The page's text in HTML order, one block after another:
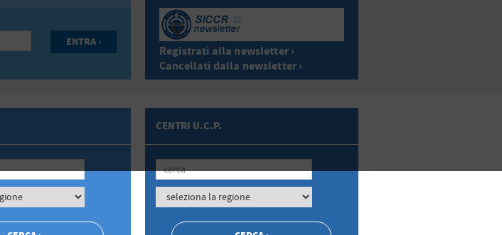
Registrati alla newsletter ›
Cancellati dalla newsletter ›
CENTRI U.C.P.